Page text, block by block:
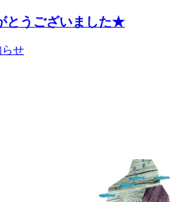
とうございました★
らせ